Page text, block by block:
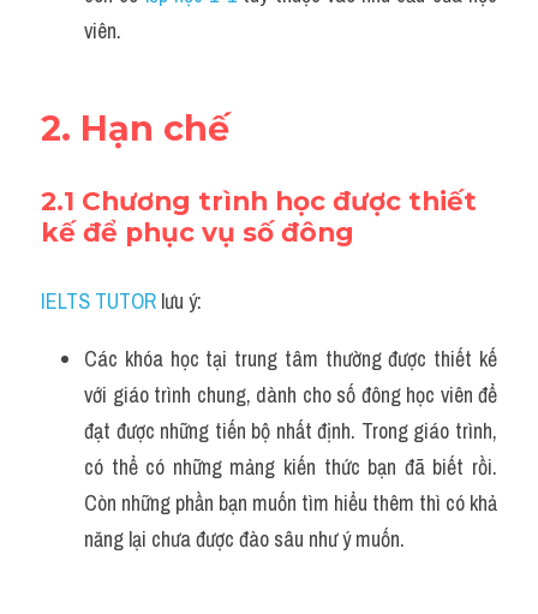
viên.
2. Hạn chế
2.1 Chương trình học được thiết
kế để phục vụ số đông
IELTS TUTOR lưu ý:
Các khóa học tại trung tâm thường được thiết kế
với giáo trình chung, dành cho số đông học viên để
đạt được những tiến bộ nhất định. Trong giáo trình,
có thể có những mảng kiến thức bạn đã biết rồi.
Còn những phần bạn muốn tìm hiểu thêm thì có khả
năng lại chưa được đào sâu như ý muốn.